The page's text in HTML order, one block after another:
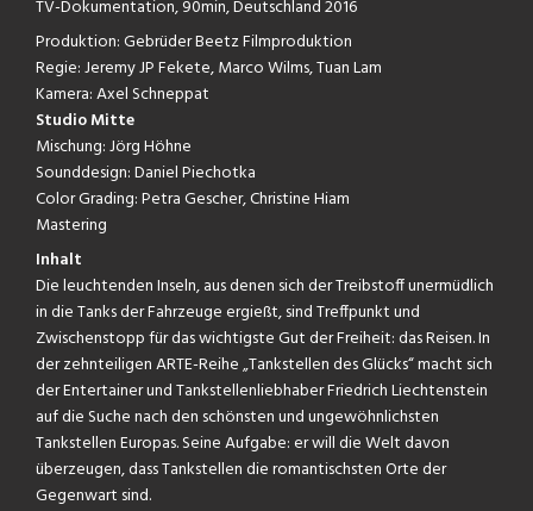
TV-Dokumentation, 90min, Deutschland 2016
Produktion: Gebrüder Beetz Filmproduktion
Regie: Jeremy JP Fekete, Marco Wilms, Tuan Lam
Kamera: Axel Schneppat
Studio Mitte
Mischung: Jörg Höhne
Sounddesign: Daniel Piechotka
Color Grading: Petra Gescher, Christine Hiam
Mastering
Inhalt
Die leuchtenden Inseln, aus denen sich der Treibstoff unermüdlich
in die Tanks der Fahrzeuge ergießt, sind Treffpunkt und
Zwischenstopp für das wichtigste Gut der Freiheit: das Reisen. In
der zehnteiligen ARTE-Reihe „Tankstellen des Glücks“ macht sich
der Entertainer und Tankstellenliebhaber Friedrich Liechtenstein
auf die Suche nach den schönsten und ungewöhnlichsten
Tankstellen Europas. Seine Aufgabe: er will die Welt davon
überzeugen, dass Tankstellen die romantischsten Orte der
Gegenwart sind.